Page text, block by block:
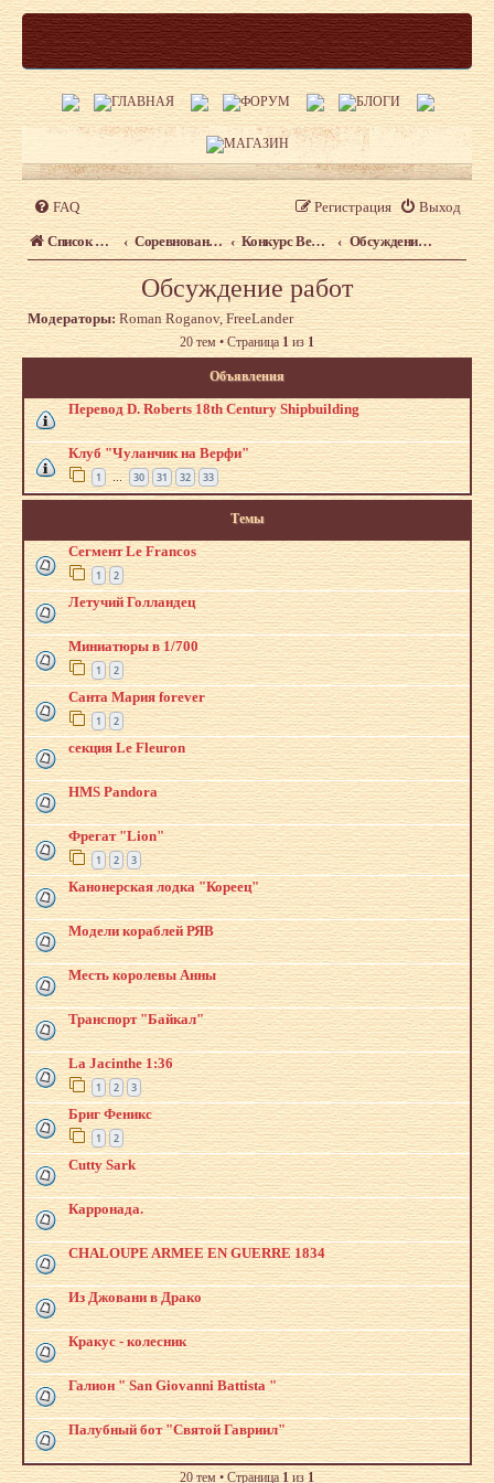
FAQ Выход
Регистрация
Список форумов Соревнования и выставки судомоделистов Конкурс Верфь на столе – 2012 Обсуждение работ
Обсуждение работ
Модераторы: Roman Roganov,FreeLander
20 тем • Страница1из1
Объявления
Перевод D. Roberts 18th Century Shipbuilding
Клуб "Чуланчик на Верфи"
1 … 30 31 32 33
Темы
Сегмент Le Francos
1 2
Летучий Голландец
Миниатюры в 1/700
1 2
Санта Мария forever
1 2
секция Le Fleuron
HMS Pandora
Фрегат "Lion"
1 2 3
Канонерская лодка "Кореец"
Модели кораблей РЯВ
Месть королевы Анны
Транспорт "Байкал"
La Jacinthe 1:36
1 2 3
Бриг Феникс
1 2
Cutty Sark
Карронада.
CHALOUPE ARMEE EN GUERRE 1834
Из Джовани в Драко
Кракус - колесник
Галион " San Giovanni Battista "
Палубный бот "Святой Гавриил"
20 тем • Страница1из1